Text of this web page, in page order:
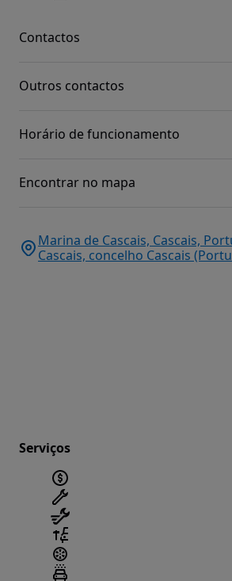
Contactos
Outros contactos
Horário de funcionamento
Encontrar no mapa
Marina de Cascais, Cascais,
Cascais, concelho Cascais
Serviços